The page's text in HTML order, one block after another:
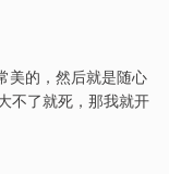
美的，然后就是随心
不了就死，那我就开